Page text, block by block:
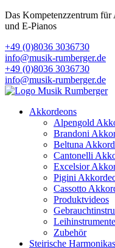
Das Kompetenzzentrum
und E-Pianos
+49 (0)8036 3036730
info@musik-rumberger.de
+49 (0)8036 3036730
info@musik-rumberger.de
Akkordeons
Alpengold
Brandoni
Beltuna
Cantonelli
Excelsior
Pigini
Cassotto
Produktvideos
Leihinstrumente
Zubehör
Steirische Harmonikas